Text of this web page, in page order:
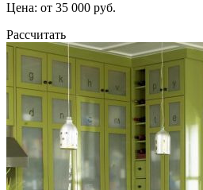
Цена: от 35 000 руб.
Рассчитать